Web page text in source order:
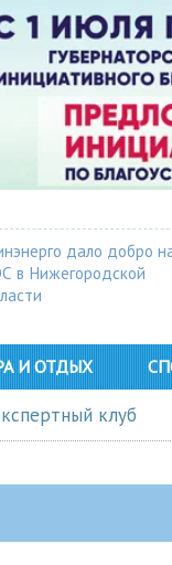
дало добро
в Нижегородской
И ОТДЫХ
клуб